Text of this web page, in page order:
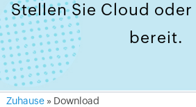
Stellen Sie Cloud oder
bereit.
Zuhause» Download